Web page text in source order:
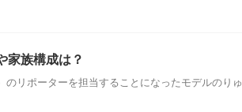
家族構成は？
リポーターを担当することになったモデルのり